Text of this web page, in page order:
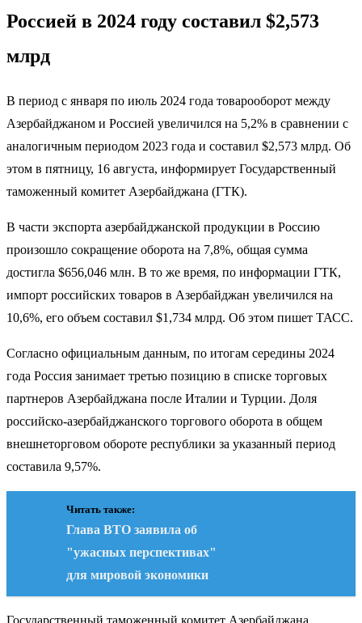
Россией в 2024 году составил $2,573
млрд
В период с января по июль 2024 года товарооборот между
Азербайджаном и Россией увеличился на 5,2% в сравнении с
аналогичным периодом 2023 года и составил $2,573 млрд. Об
этом в пятницу, 16 августа, информирует Государственный
таможенный комитет Азербайджана (ГТК).
В части экспорта азербайджанской продукции в Россию
произошло сокращение оборота на 7,8%, общая сумма
достигла $656,046 млн. В то же время, по информации ГТК,
импорт российских товаров в Азербайджан увеличился на
10,6%, его объем составил $1,734 млрд. Об этом пишет ТАСС.
Согласно официальным данным, по итогам середины 2024
года Россия занимает третью позицию в списке торговых
партнеров Азербайджана после Италии и Турции. Доля
российско-азербайджанского торгового оборота в общем
внешнеторговом обороте республики за указанный период
составила 9,57%.
Читать также:
Глава ВТО заявила об
"ужасных перспективах"
для мировой экономики
Государственный таможенный комитет Азербайджана